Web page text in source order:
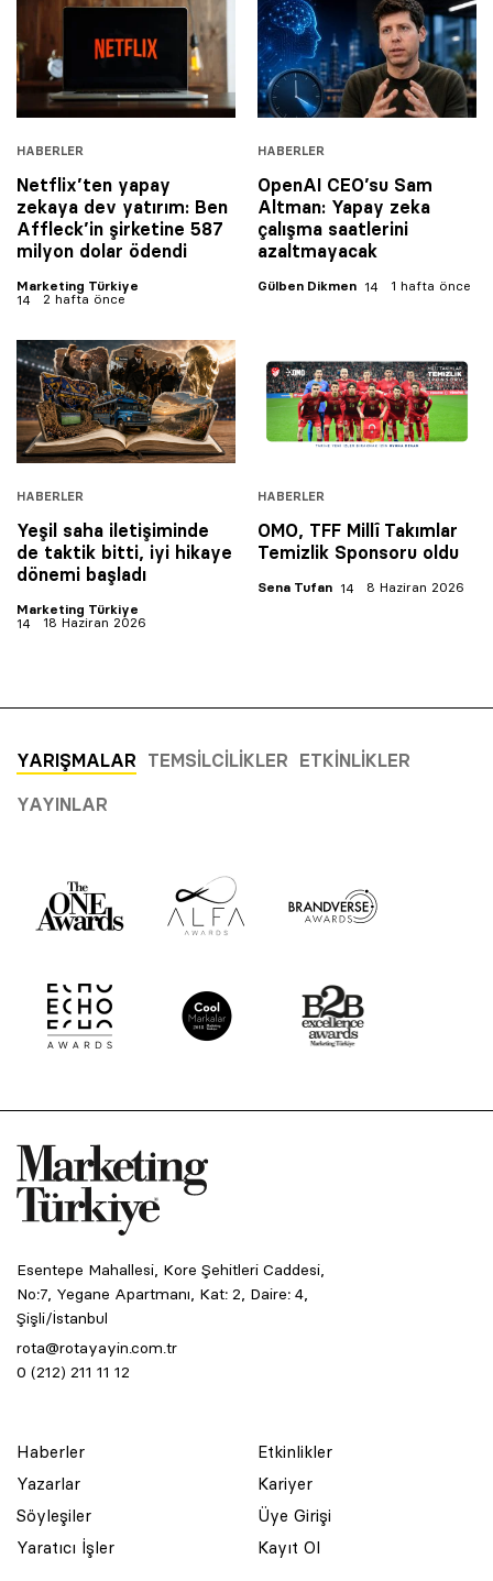
HABERLER
Netflix’ten yapay
zekaya dev yatırım: Ben
Affleck’in şirketine 587
milyon dolar ödendi
Marketing Türkiye
2 hafta önce
HABERLER
OpenAI CEO’su Sam
Altman: Yapay zeka
çalışma saatlerini
azaltmayacak
Gülben Dikmen 1 hafta önce
HABERLER
Yeşil saha iletişiminde
de taktik bitti, iyi hikaye
dönemi başladı
Marketing Türkiye
18 Haziran 2026
HABERLER
OMO, TFF Millî Takımlar
Temizlik Sponsoru oldu
Sena Tufan 8 Haziran 2026
YARIŞMALAR TEMSILCILIKLER ETKINLIKLER
YAYINLAR
Esentepe Mahallesi, Kore Şehitleri Caddesi,
No:7, Yegane Apartmanı, Kat: 2, Daire: 4,
Şişli/İstanbul
rota@rotayayin.com.tr
0 (212) 211 11 12
Haberler
Yazarlar
Söyleşiler
Yaratıcı İşler
Etkinlikler
Kariyer
Üye Girişi
Kayıt Ol